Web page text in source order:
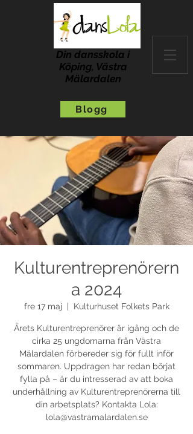
Din dansskola i
Köping, Västra
Mälardalen
Blogg
Kulturentreprenörern
a 2024
fre 17 maj Kulturhuset Folkets Park
Årets Kulturentreprenörer är igång och de
cirka 25 ungdomarna från Västra
Mälardalen förbereder sig för fullt inför
sommaren. Uppdragen har redan börjat
fylla på – är du intresserad av att boka
underhållning av Kulturentreprenörerna till
din arbetsplats? Kontakta Lola:
lola@vastramalardalen.se